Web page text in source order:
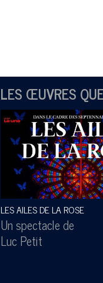
LES ŒUVRES
LES AILES DE LA ROSE
Un spectacle de
Luc Petit